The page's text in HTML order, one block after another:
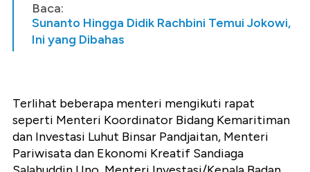
Baca:
Sunanto Hingga Didik Rachbini Temui Jokowi,
Ini yang Dibahas
Terlihat beberapa menteri mengikuti rapat
seperti Menteri Koordinator Bidang Kemaritiman
dan Investasi Luhut Binsar Pandjaitan, Menteri
Pariwisata dan Ekonomi Kreatif Sandiaga